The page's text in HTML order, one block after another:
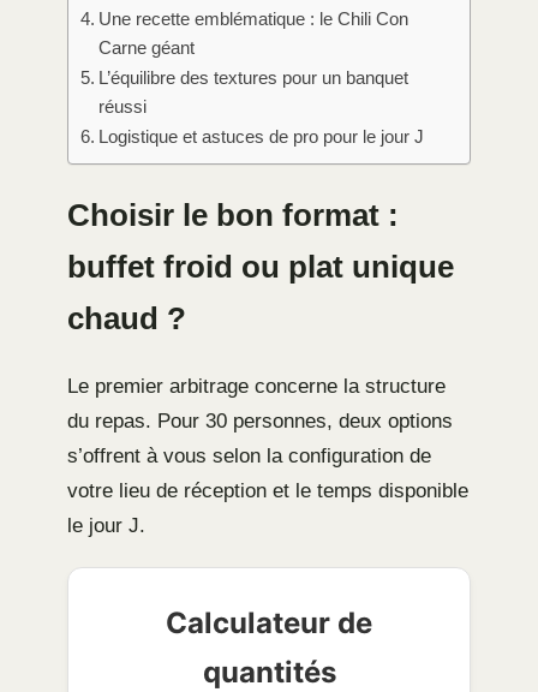
Une recette emblématique : le Chili Con
Carne géant
L’équilibre des textures pour un banquet
réussi
Logistique et astuces de pro pour le jour J
Choisir le bon format :
buffet froid ou plat unique
chaud ?
Le premier arbitrage concerne la structure
du repas. Pour 30 personnes, deux options
s’offrent à vous selon la configuration de
votre lieu de réception et le temps disponible
le jour J.
Calculateur de
quantités